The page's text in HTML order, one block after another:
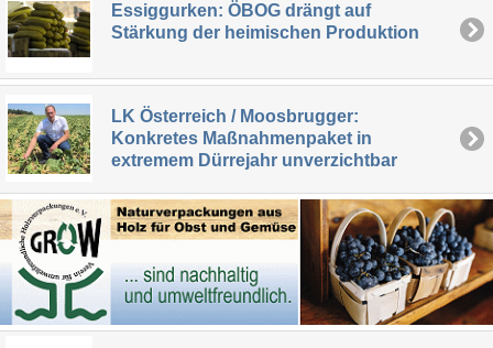
Essiggurken: ÖBOG drängt auf
Stärkung der heimischen Produktion
LK Österreich / Moosbrugger:
Konkretes Maßnahmenpaket in
extremem Dürrejahr unverzichtbar